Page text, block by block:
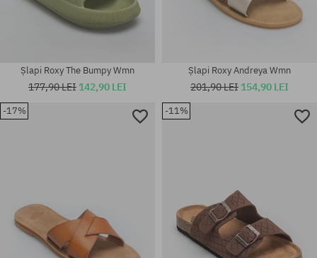
Șlapi Roxy The Bumpy Wmn
177,90 LEI 142,90 LEI
Șlapi Roxy Andreya Wmn
201,90 LEI 154,90 LEI
-17% -11%